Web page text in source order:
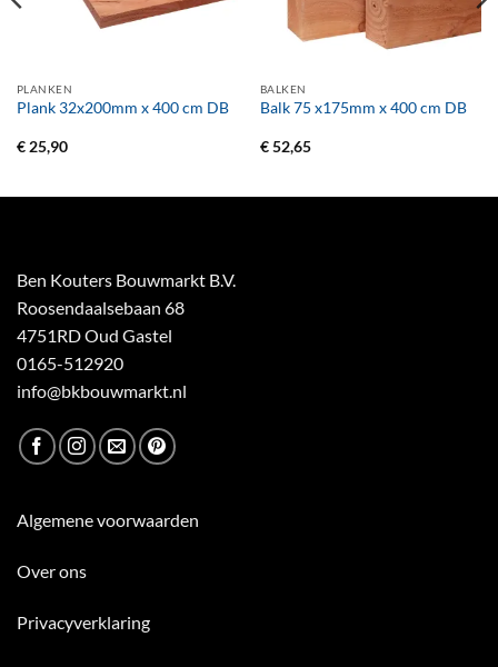
PLANKEN
Plank 32x200mm x 400 cm DB
€25,90
BALKEN
Balk 75 x175mm x 400 cm DB
€52,65
Ben Kouters Bouwmarkt B.V.
Roosendaalsebaan 68
4751RD Oud Gastel
0165-512920
info@bkbouwmarkt.nl
Algemene voorwaarden
Over ons
Privacyverklaring